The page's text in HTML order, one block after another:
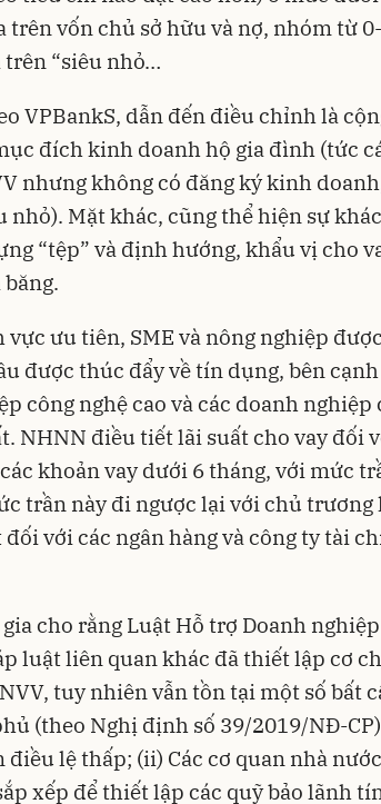
trên vốn chủ sở hữu và nợ, nhóm từ
trên “siêu nhỏ…
VPBankS, dẫn đến điều chỉnh là
đích kinh doanh hộ gia đình (tức
nhưng không có đăng ký kinh
nhỏ). Mặt khác, cũng thể hiện sự
“tệp” và định hướng, khẩu vị cho
vực ưu tiên, SME và nông nghiệp
được thúc đẩy về tín dụng, bên
công nghệ cao và các doanh nghiệp
NHNN điều tiết lãi suất cho vay đối
khoản vay dưới 6 tháng, với mức
trần này đi ngược lại với chủ trương
với các ngân hàng và công ty tài
cho rằng Luật Hỗ trợ Doanh
luật liên quan khác đã thiết lập cơ
tuy nhiên vẫn tồn tại một số bất
(theo Nghị định số 39/2019/NĐ-
điều lệ thấp; (ii) Các cơ quan nhà
xếp để thiết lập các quỹ bảo lãnh